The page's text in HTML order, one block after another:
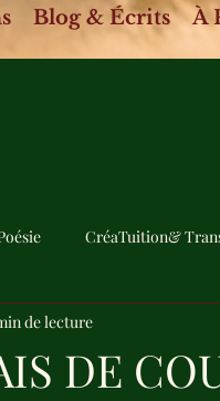
Blog & Écrits À
CréaTuition&
DE
de lecture